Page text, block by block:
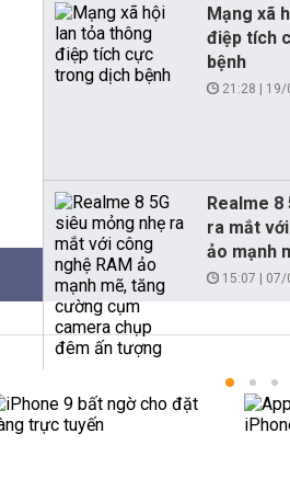
Mạng xã
điệp tích
bệnh
21:28 | 19/
Realme 8
ra mắt
ảo mạnh
15:07 | 07/